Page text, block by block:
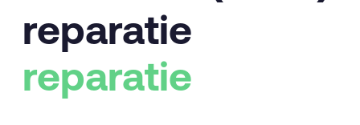
reparatie
reparatie